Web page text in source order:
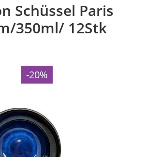
Schüssel Paris
350ml/ 12Stk
-20%